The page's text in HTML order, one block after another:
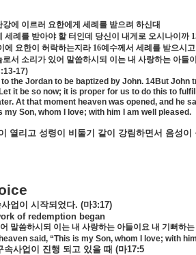
에 이르러 요한에게 세례를 받으려 하신대
세례를 받아야 할 터인데 당신이 내게로 오시나이까
에 요한이 허락하는지라16예수께서 세례를 받으시
로서 소리가 있어 말씀하시되 이는 내 사랑하는 아들
17)
the Jordan to be baptized by John. 14But John
it be so now; it is proper for us to do this to
At that moment heaven was opened, and he
Son, whom I love; with him I am well pleased.
열리고 성령이 비둘기 같이 강림하면서 음성이
업이 시작되었다. (마3:17)
of redemption began
말씀하시되 이는 내 사랑하는 아들이요 내 기뻐하는
said, “This is my Son, whom I love; with
속사업이 진행 되고 있을 때 (마17:5